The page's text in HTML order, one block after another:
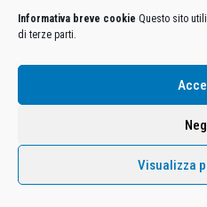
Informativa breve cookie Questo sito
di terze parti.
Visualizza